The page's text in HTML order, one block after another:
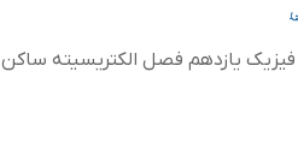
یازدهم فصل الکتریسیته ساکن